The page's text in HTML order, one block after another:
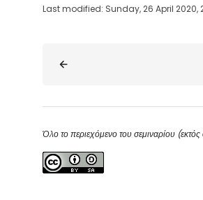
Last modified: Sunday, 26 April 2020,
Blocks
Όλο το περιεχόμενο του σεμιναρίου